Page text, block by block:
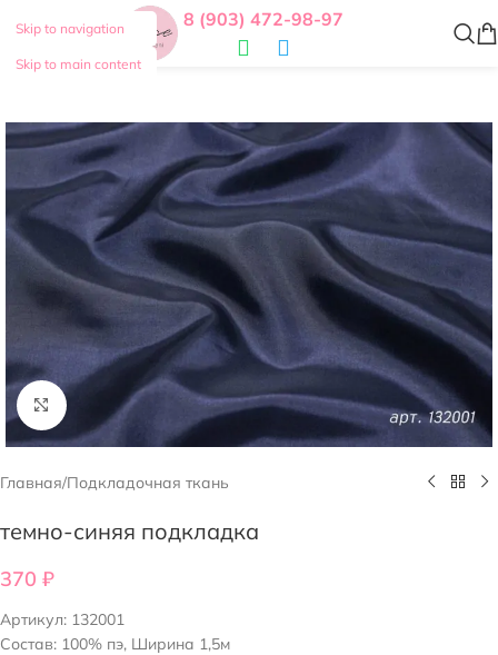
Skip to navigation
Skip to main content
8 (903) 472-98-97
Нажмите, чтобы увеличить
Главная/Подкладочная ткань
темно-синяя подкладка
370 ₽
Артикул: 132001
Состав: 100% пэ, Ширина 1,5м